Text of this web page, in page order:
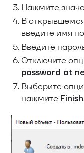
Нажмите
В
введите имя
Введите
Отключите
password at
Выберите
нажмите Finish